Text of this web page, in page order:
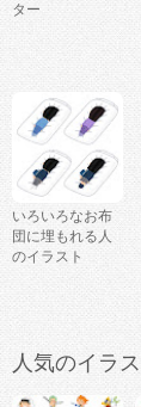
ター
いろいろなお布
団に埋もれる人
のイラスト
人気のイラ